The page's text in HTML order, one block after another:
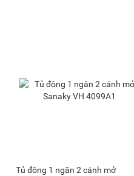
Tủ đông 1 ngăn 2 cánh mở